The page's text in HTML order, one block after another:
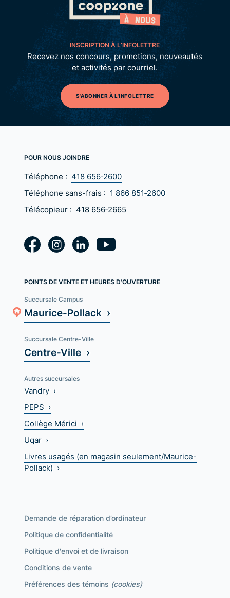
INSCRIPTION À L’INFOLETTRE
Recevez nos concours, promotions, nouveautés
et activités par courriel.
S'ABONNER À L'INFOLETTRE
POUR NOUS JOINDRE
Téléphone : 418 656‑2600
Téléphone sans-frais : 1 866 851‑2600
Télécopieur : 418 656‑2665
POINTS DE VENTE ET HEURES D'OUVERTURE
Succursale Campus
Maurice-Pollack ›
Succursale Centre-Ville
Centre-Ville ›
Autres succursales
Vandry ›
PEPS ›
Collège Mérici ›
Uqar ›
Livres usagés (en magasin seulement/Maurice-
Pollack) ›
Demande de réparation d’ordinateur
Politique de confidentialité
Politique d'envoi et de livraison
Conditions de vente
Préférences des témoins (cookies)